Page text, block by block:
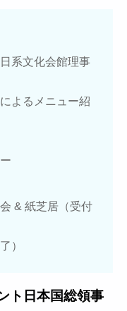
系文化会館理事
よるメニュー紹
& 紙芝居（受付
）
ト日本国総領事